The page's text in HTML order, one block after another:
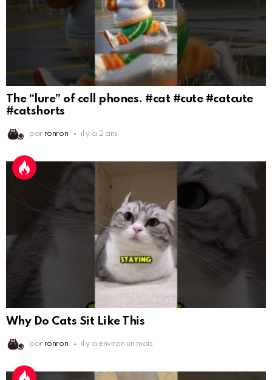
The “lure” of cell phones. #cat #cute #catcute
#catshorts
par ronron il y a 2 ans
Why Do Cats Sit Like This
par ronron il y a environ un mois